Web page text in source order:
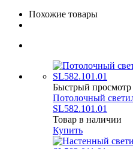
Похожие товары
Быстрый просмотр
Потолочный
SL582.101.01
Товар в наличии
Купить